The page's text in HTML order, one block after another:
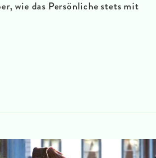
wie das Persönliche stets mit